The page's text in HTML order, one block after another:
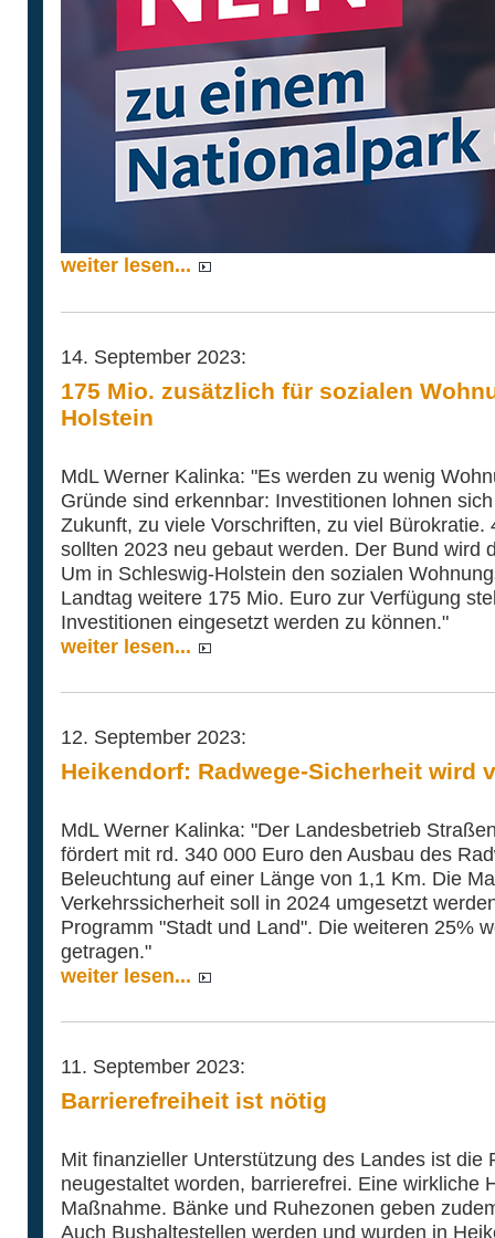
weiter lesen...
14. September 2023:
175 Mio. zusätzlich für sozialen
Holstein
MdL Werner Kalinka: "Es werden zu wenig
Gründe sind erkennbar: Investitionen lohnen
Zukunft, zu viele Vorschriften, zu viel Bürokratie.
sollten 2023 neu gebaut werden. Der Bund wird
Um in Schleswig-Holstein den sozialen
Landtag weitere 175 Mio. Euro zur Verfügung
Investitionen eingesetzt werden zu können."
weiter lesen...
12. September 2023:
Heikendorf: Radwege-Sicherheit wird
MdL Werner Kalinka: "Der Landesbetrieb
fördert mit rd. 340 000 Euro den Ausbau des
Beleuchtung auf einer Länge von 1,1 Km. Die
Verkehrssicherheit soll in 2024 umgesetzt
Programm "Stadt und Land". Die weiteren 25%
getragen."
weiter lesen...
11. September 2023:
Barrierefreiheit ist nötig
Mit finanzieller Unterstützung des Landes ist die
neugestaltet worden, barrierefrei. Eine wirkliche
Maßnahme. Bänke und Ruhezonen geben
Auch Bushaltestellen werden und wurden in